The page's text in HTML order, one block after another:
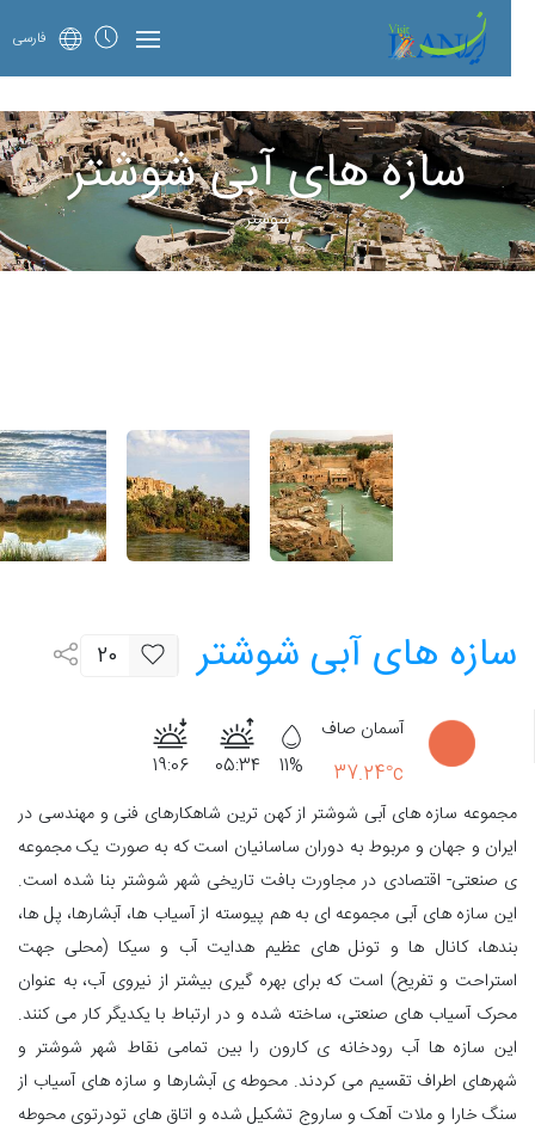
فارسی
سازه های آبی شوشتر
شوشتر
سازه های آبی شوشتر 20
آسمان صاف
37.24°c
11%
05:34
19:06
مجموعه سازه های آبی شوشتر از کهن ترین شاهکارهای فنی و مهندسی در
ایران و جهان و مربوط به دوران ساسانیان است که به صورت یک مجموعه
ی صنعتی- اقتصادی در مجاورت بافت تاریخی شهر شوشتر بنا شده است.
این سازه های آبی مجموعه ای به هم پیوسته از آسیاب ها، آبشارها، پل ها،
بندها، کانال ها و تونل های عظیم هدایت آب و سیکا (محلی جهت
استراحت و تفریح) است که برای بهره گیری بیشتر از نیروی آب، به عنوان
محرک آسیاب های صنعتی، ساخته شده و در ارتباط با یکدیگر کار می کنند.
این سازه ها آب رودخانه ی کارون را بین تمامی نقاط شهر شوشتر و
شهرهای اطراف تقسیم می کردند. محوطه ی آبشارها و سازه های آسیاب از
سنگ خارا و ملات آهک و ساروج تشکیل شده و اتاق های تودرتوی محوطه